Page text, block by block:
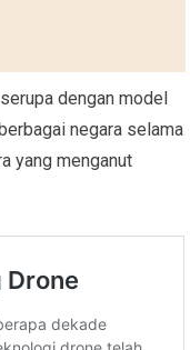
dengan model
negara selama
yang menganut